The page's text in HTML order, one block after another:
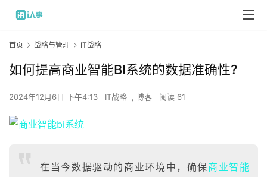
首页 战略与管理 IT战略
如何提高商业智能BI系统的数据准确性?
2024年12月6日 下午4:13 IT战略 , 博客 阅读 61
在当今数据驱动的商业环境中，确保商业智能